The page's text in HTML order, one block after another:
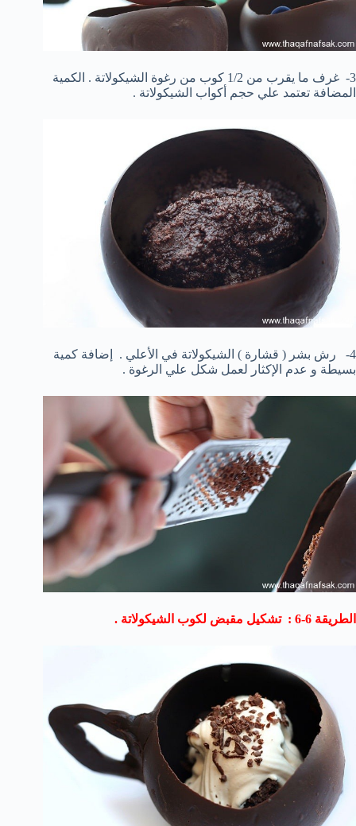
3- غرف ما يقرب من 1/2 كوب من رغوة الشيكولاتة . الكمية
المضافة تعتمد علي حجم أكواب الشيكولاتة .
4- رش بشر ( قشارة ) الشيكولاتة في الأعلي . إضافة كمية
بسيطة و عدم الإكثار لعمل شكل علي الرغوة .
الطريقة 6-6 : تشكيل مقبض لكوب الشيكولاتة .